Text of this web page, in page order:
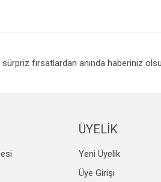
fırsatlardan anında haberiniz
ÜYELİK
Yeni Üyelik
Üye Girişi